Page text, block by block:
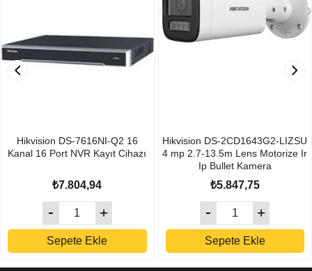
Hikvision DS-7616NI-Q2 16
Kanal 16 Port NVR Kayıt Cihazı
₺7.804,94
Sepete Ekle
Hikvision DS-2CD1643G2-LIZSU
4 mp 2.7-13.5m Lens Motorize Ir
Ip Bullet Kamera
₺5.847,75
Sepete Ekle